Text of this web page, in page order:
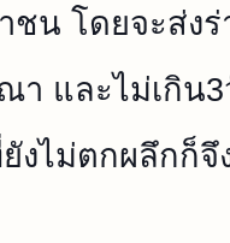
ชน โดยจะส่ง
า และไม่เกิน
ยังไม่ตกผลึกก็จึ